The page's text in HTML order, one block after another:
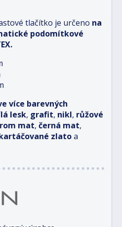
tlačítko je určeno na
podomítkové
více barevných
lesk, grafit, nikl, růžové
mat, černá mat,
zlatoa